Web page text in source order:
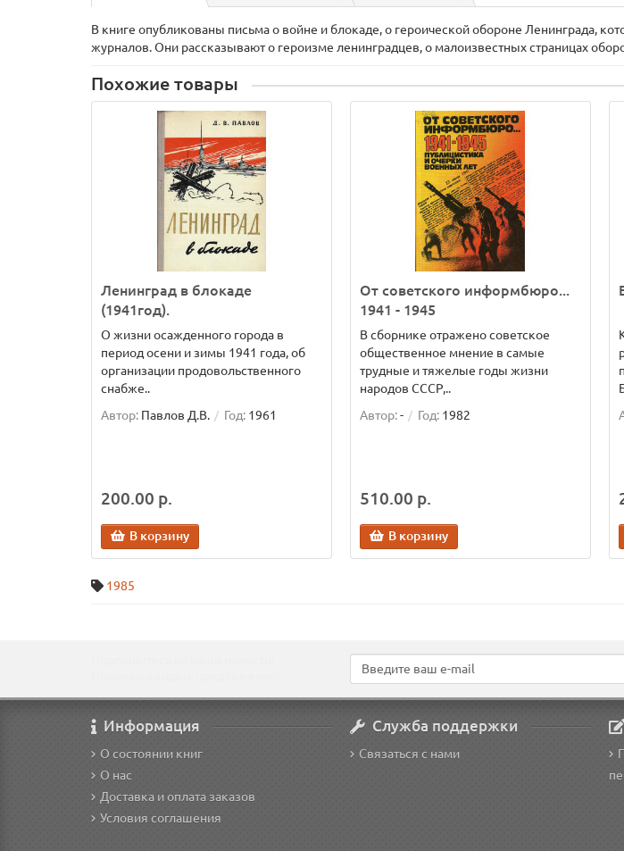
В книге опубликованы письма о войне и блокаде, о героической обороне Ленинграда,
журналов. Они рассказывают о героизме ленинградцев, о малоизвестных страницах
Похожие товары
Ленинград в блокаде
(1941год).
О жизни осажденного города в
период осени и зимы 1941 года, об
организации продовольственного
снабже..
Автор: Павлов Д.В. Год: 1961
200.00 р.
В корзину
От советского информбюро...
1941 - 1945
В сборнике отражено советское
общественное мнение в самые
трудные и тяжелые годы жизни
народов СССР,..
Автор:- Год: 1982
510.00 р.
В корзину
1985
Информация
О состоянии книг
О нас
Доставка и оплата заказов
Условия соглашения
Служба поддержки
Связаться с нами